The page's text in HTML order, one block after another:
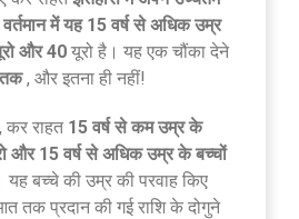
में यह 15 वर्ष से अधिक उम्र
और 40 यूरो है। यह एक चौंका देने
, और इतना ही नहीं!
राहत 15 वर्ष से कम उम्र के
और 15 वर्ष से अधिक उम्र के बच्चों
यह बच्चे की उम्र की परवाह किए
तक प्रदान की गई राशि के दोगुने